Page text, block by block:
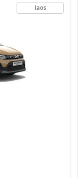
laos